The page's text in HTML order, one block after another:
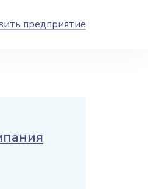
предприятие